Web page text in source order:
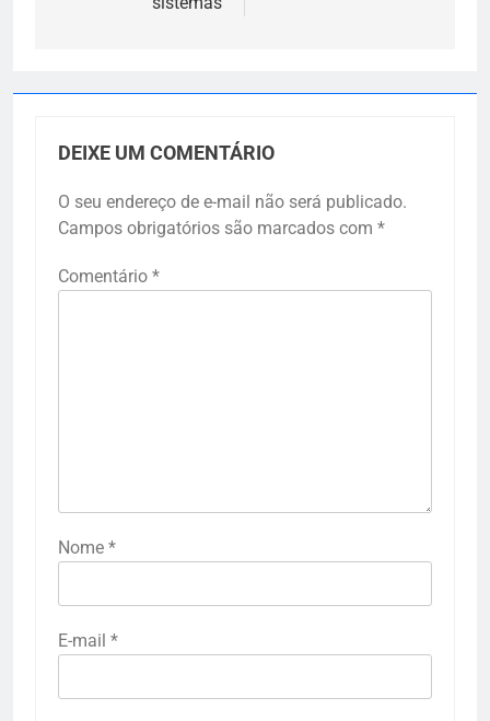
DEIXE UM COMENTÁRIO
O seu endereço de e-mail não será publicado.
Campos obrigatórios são marcados com *
Comentário *
Nome *
E-mail *